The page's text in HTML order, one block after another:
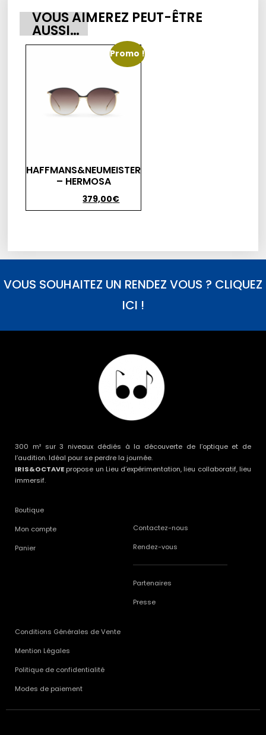
VOUS AIMEREZ PEUT-ÊTRE
AUSSI…
Promo !
HAFFMANS&NEUMEISTER
– HERMOSA
379,00€
VOUS SOUHAITEZ UN RENDEZ VOUS ? CLIQUEZ
ICI !
300 m² sur 3 niveaux dédiés à la découverte de l’optique et de
l’audition. Idéal pour se perdre la journée.
IRIS&OCTAVE propose un Lieu d’expérimentation, lieu collaboratif, lieu
immersif.
Boutique
Mon compte
Panier
Contactez-nous
Rendez-vous
Partenaires
Presse
Conditions Générales de Vente
Mention Légales
Politique de confidentialité
Modes de paiement